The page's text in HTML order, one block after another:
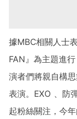
據MBC相關人士
FAN』為主題進
演者們將親自構
表演。EXO 、防
起粉絲關注，今